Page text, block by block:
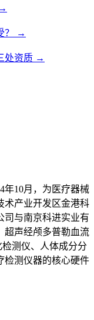
→
→
处资质 →
年10月，为医疗器械
术产业开发区金港科
司与南京科进实业有
超声经颅多普勒血流
测仪、人体成分分
检测仪器的核心硬件